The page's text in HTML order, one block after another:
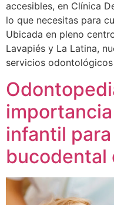
accesibles, en Clínica
lo que necesitas para
Ubicada en pleno
Lavapiés y La Latina,
servicios
infantil
bucodental